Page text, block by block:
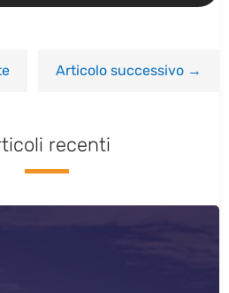
Articolo successivo→
recenti